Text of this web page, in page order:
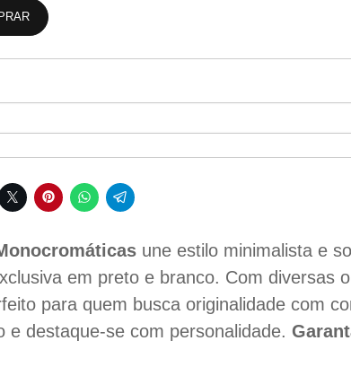
une estilo minimalista e
em preto e branco. Com diversas
para quem busca originalidade com
e destaque-se com personalidade.